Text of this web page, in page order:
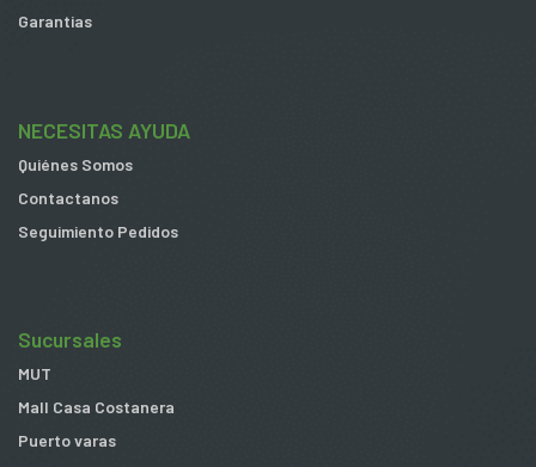
Garantias
NECESITAS AYUDA
Quiénes Somos
Contactanos
Seguimiento Pedidos
Sucursales
MUT
Mall Casa Costanera
Puerto varas